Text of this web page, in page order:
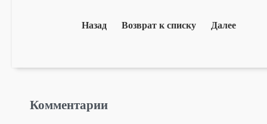
Назад Возврат к списку Далее
Комментарии